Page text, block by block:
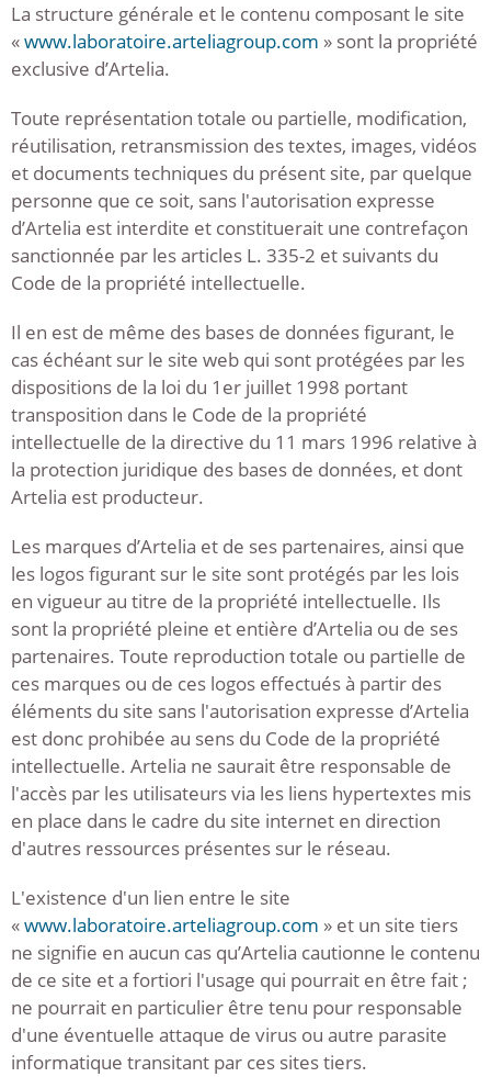
La structure générale et le contenu composant le site
«www.laboratoire.arteliagroup.com » sont la propriété
exclusive d’Artelia.
Toute représentation totale ou partielle, modification,
réutilisation, retransmission des textes, images, vidéos
et documents techniques du présent site, par quelque
personne que ce soit, sans l'autorisation expresse
d’Artelia est interdite et constituerait une contrefaçon
sanctionnée par les articles L. 335-2 et suivants du
Code de la propriété intellectuelle.
Il en est de même des bases de données figurant, le
cas échéant sur le site web qui sont protégées par les
dispositions de la loi du 1er juillet 1998 portant
transposition dans le Code de la propriété
intellectuelle de la directive du 11 mars 1996 relative à
la protection juridique des bases de données, et dont
Artelia est producteur.
Les marques d’Artelia et de ses partenaires, ainsi que
les logos figurant sur le site sont protégés par les lois
en vigueur au titre de la propriété intellectuelle. Ils
sont la propriété pleine et entière d’Artelia ou de ses
partenaires. Toute reproduction totale ou partielle de
ces marques ou de ces logos effectués à partir des
éléments du site sans l'autorisation expresse d’Artelia
est donc prohibée au sens du Code de la propriété
intellectuelle. Artelia ne saurait être responsable de
l'accès par les utilisateurs via les liens hypertextes mis
en place dans le cadre du site internet en direction
d'autres ressources présentes sur le réseau.
L'existence d'un lien entre le site
«www.laboratoire.arteliagroup.com » et un site tiers
ne signifie en aucun cas qu’Artelia cautionne le contenu
de ce site et a fortiori l'usage qui pourrait en être fait ;
ne pourrait en particulier être tenu pour responsable
d'une éventuelle attaque de virus ou autre parasite
informatique transitant par ces sites tiers.